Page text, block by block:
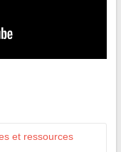
et ressources